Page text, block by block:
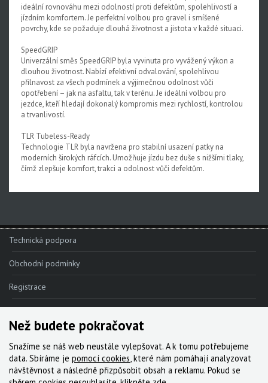
ideální rovnováhu mezi odolností proti defektům, spolehlivostí a
jízdním komfortem. Je perfektní volbou pro gravel i smíšené
povrchy, kde se požaduje dlouhá životnost a jistota v každé situaci.
SpeedGRIP
Univerzální směs SpeedGRIP byla vyvinuta pro vyvážený výkon a
dlouhou životnost. Nabízí efektivní odvalování, spolehlivou
přilnavost za všech podmínek a výjimečnou odolnost vůči
opotřebení – jak na asfaltu, tak v terénu. Je ideální volbou pro
jezdce, kteří hledají dokonalý kompromis mezi rychlostí, kontrolou
a trvanlivostí.
TLR Tubeless-Ready
Technologie TLR byla navržena pro stabilní usazení patky na
moderních širokých ráfcích. Umožňuje jízdu bez duše s nižšími tlaky,
čímž zlepšuje komfort, trakci a odolnost vůči defektům.
Technická podpora
Obchodní podmínky
Registrace
Reklamace
Kde nakoupit
Kontakt
Servis
Než budete pokračovat
Snažíme se náš web neustále vylepšovat. A k tomu potřebujeme
data. Sbíráme je pomocí cookies, které nám pomáhají analyzovat
návštěvnost a následně přizpůsobit obsah a reklamu. Pokud se